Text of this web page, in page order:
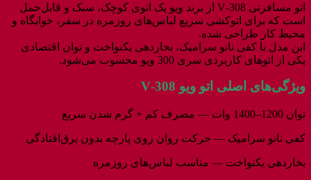
اتو مسافرتی V‑308 از برند ویو یک اتوی کوچک، سبک و قابل‌حمل
است که برای اتوکشی سریع لباس‌های روزمره در سفر، خوابگاه و
محیط کار طراحی شده.
این مدل با کفی نانو سرامیک، بخاردهی یکنواخت و توان اقتصادی
یکی از اتوهای کاربردی سری 300 ویو محسوب می‌شود.
ویژگی‌های اصلی اتو ویو V‑308
توان 1200–1400 وات — مصرف کم + گرم شدن سریع
کفی نانو سرامیک — حرکت روان روی پارچه بدون برق‌افتادگی
بخاردهی یکنواخت — مناسب لباس‌های روزمره